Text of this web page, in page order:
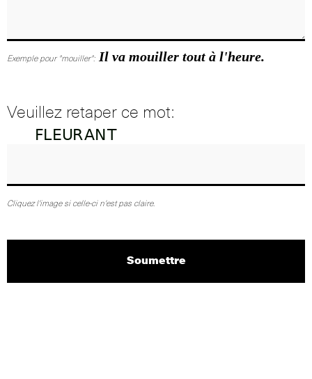
Exemple pour "mouiller": Il va mouiller tout à l'heure.
Veuillez retaper ce mot:
Cliquez l'image si celle-ci n'est pas claire.
Soumettre